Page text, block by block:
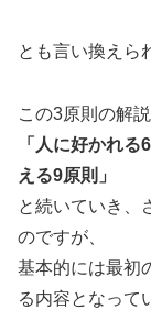
とも言い換えら
この3原則の解
「人に好かれ
える9原則」
と続いていき、
のですが、
基本的には最初
る内容となって